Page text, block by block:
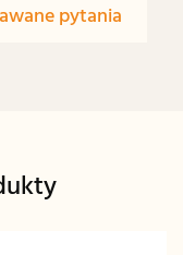
pytania